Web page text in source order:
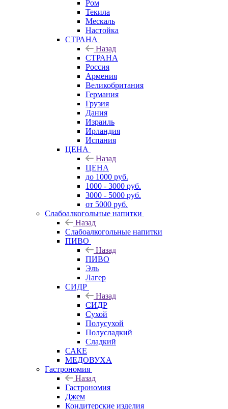
Ром
Текила
Мескаль
Настойка
СТРАНА
Назад
СТРАНА
Россия
Армения
Великобритания
Германия
Грузия
Дания
Израиль
Ирландия
Испания
ЦЕНА
Назад
ЦЕНА
до 1000 руб.
1000 - 3000 руб.
3000 - 5000 руб.
от 5000 руб.
Слабоалкогольные напитки
Назад
Слабоалкогольные напитки
ПИВО
Назад
ПИВО
Эль
Лагер
СИДР
Назад
СИДР
Сухой
Полусухой
Полусладкий
Сладкий
САКЕ
МЕДОВУХА
Гастрономия
Назад
Гастрономия
Джем
Кондитерские изделия